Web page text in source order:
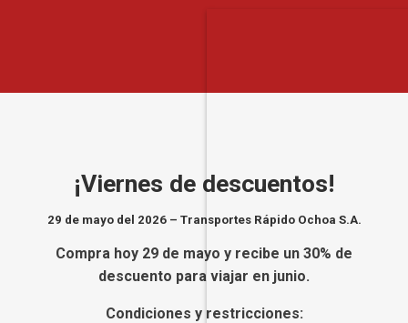
¡Viernes de descuentos!
29 de mayo del 2026 – Transportes Rápido Ochoa S.A.
Compra hoy 29 de mayo y recibe un 30% de
descuento para viajar en junio.
Condiciones y restricciones: